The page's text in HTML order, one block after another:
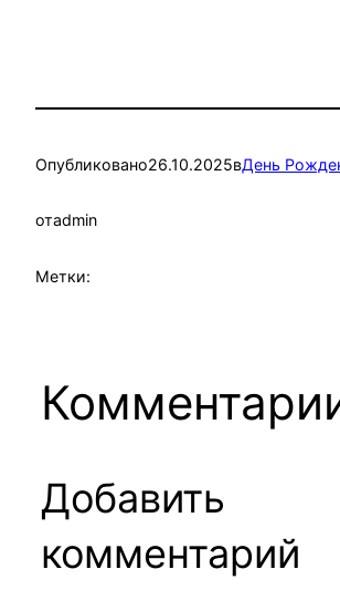
Опубликовано26.10.2025вДень
отadmin
Метки:
Добавить
комментарий